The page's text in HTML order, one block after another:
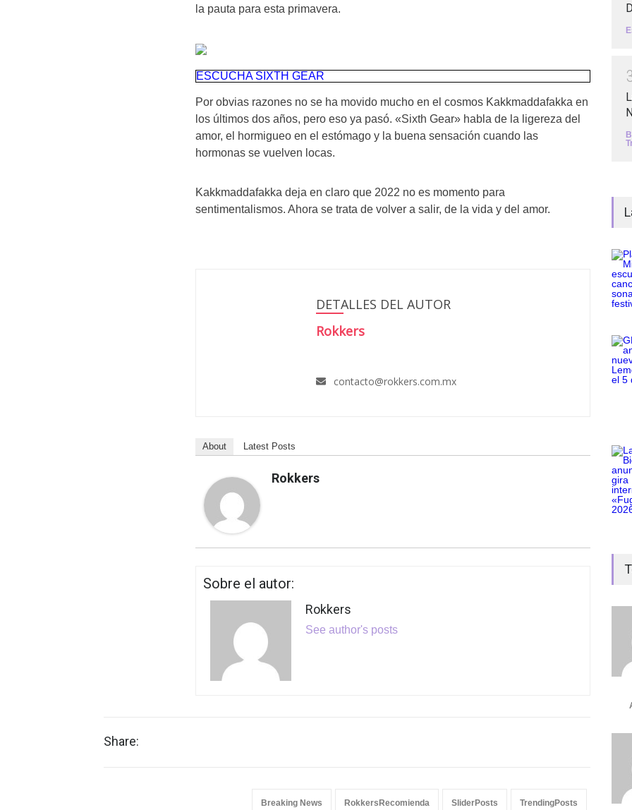
la pauta para esta primavera.
ESCUCHA SIXTH GEAR
Por obvias razones no se ha movido mucho en el cosmos Kakkmaddafakka en
los últimos dos años, pero eso ya pasó. «Sixth Gear» habla de la ligereza del
amor, el hormigueo en el estómago y la buena sensación cuando las
hormonas se vuelven locas.
Kakkmaddafakka deja en claro que 2022 no es momento para
sentimentalismos. Ahora se trata de volver a salir, de la vida y del amor.
DETALLES DEL AUTOR
Rokkers
contacto@rokkers.com.mx
About Latest Posts
Rokkers
Sobre el autor:
Rokkers
See author's posts
Share:
Breaking News RokkersRecomienda SliderPosts TrendingPosts